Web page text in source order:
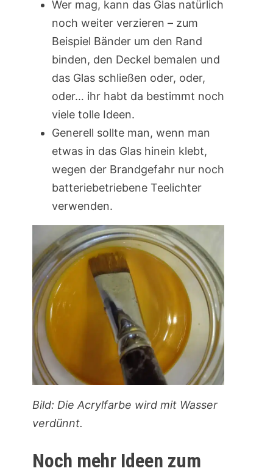
Wer mag, kann das Glas natürlich
noch weiter verzieren – zum
Beispiel Bänder um den Rand
binden, den Deckel bemalen und
das Glas schließen oder, oder,
oder… ihr habt da bestimmt noch
viele tolle Ideen.
Generell sollte man, wenn man
etwas in das Glas hinein klebt,
wegen der Brandgefahr nur noch
batteriebetriebene Teelichter
verwenden.
Bild: Die Acrylfarbe wird mit Wasser
verdünnt.
Noch mehr Ideen zum